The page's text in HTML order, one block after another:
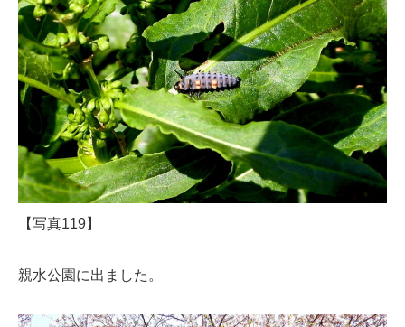
【写真119】
親水公園に出ました。